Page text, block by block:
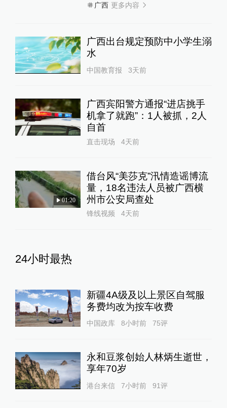
广西 更多内容
广西出台规定预防中小学生溺
水
中国教育报 3天前
广西宾阳警方通报“进店挑手
机拿了就跑”：1人被抓，2人
自首
直击现场 4天前
01:20
借台风“美莎克”汛情造谣博流
量，18名违法人员被广西横
州市公安局查处
锋线视频 4天前
24小时最热
新疆4A级及以上景区自驾服
务费均改为按车收费
中国政库 8小时前 75评
永和豆浆创始人林炳生逝世，
享年70岁
港台来信 7小时前 91评